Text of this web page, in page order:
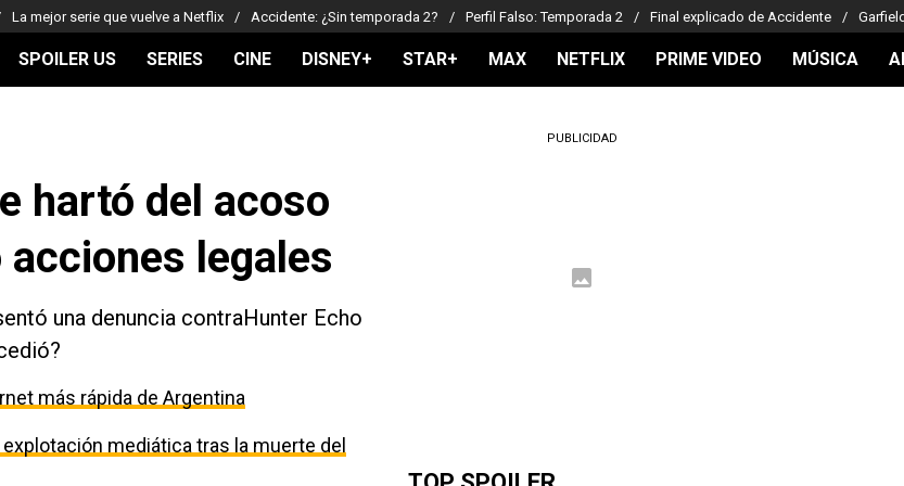
La mejor serie que vuelve a Netflix Accidente: ¿Sin temporada 2? Perfil Falso: Temporada 2 Final explicado de Accidente
SPOILER US SERIES CINE DISNEY+ STAR+ MAX NETFLIX PRIME VIDEO MÚSICA
hartó del acoso
legales
una denuncia contraHunter Echo
más rápida de Argentina
mediática tras la muerte del
PUBLICIDAD